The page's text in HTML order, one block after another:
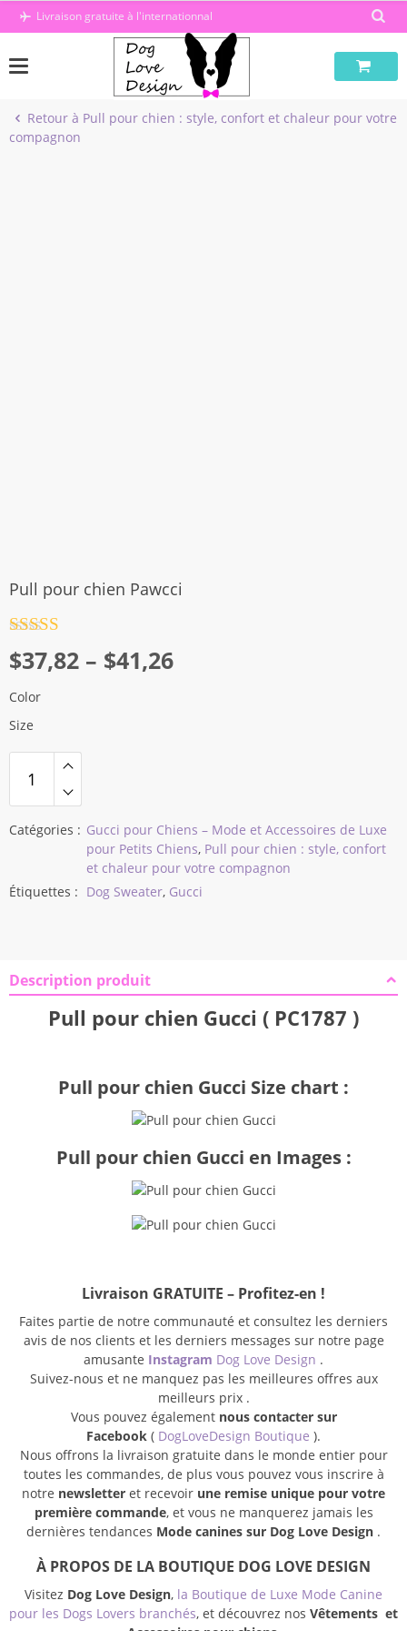
PasserLivraison gratuite à l'internationnal
Retour à Pull pour chien : style, confort et chaleur pour votre
compagnon
Pull pour chien Pawcci
sur 5
$37,82 – $41,26
Plage
de
prix :
$41,26
Color
Size
Catégories : Gucci pour Chiens – Mode et Accessoires de Luxe
pour Petits Chiens, Pull pour chien : style, confort
et chaleur pour votre compagnon
Étiquettes : Dog Sweater, Gucci
Description produit
Pull pour chien Gucci ( PC1787 )
Pull pour chien Gucci Size chart :
Pull pour chien Gucci en Images :
Livraison GRATUITE – Profitez-en !
Faites partie de notre communauté et consultez les derniers
avis de nos clients et les derniers messages sur notre page
amusante Instagram Dog Love Design .
Suivez-nous et ne manquez pas les meilleures offres aux
meilleurs prix .
Vous pouvez également nous contacter sur
Facebook ( DogLoveDesign Boutique ).
Nous offrons la livraison gratuite dans le monde entier pour
toutes les commandes, de plus vous pouvez vous inscrire à
notre newsletter et recevoir une remise unique pour votre
première commande, et vous ne manquerez jamais les
dernières tendances Mode canines sur Dog Love Design .
À PROPOS DE LA BOUTIQUE DOG LOVE DESIGN
Visitez Dog Love Design, la Boutique de Luxe Mode Canine
pour les Dogs Lovers branchés, et découvrez nos Vêtements et